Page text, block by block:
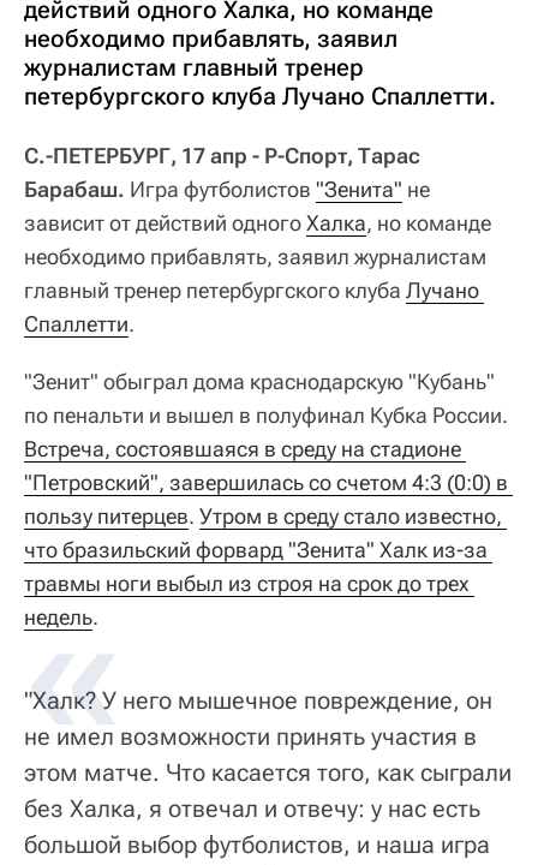
действий одного Халка, но команде
необходимо прибавлять, заявил
журналистам главный тренер
петербургского клуба Лучано Спаллетти.
С.-ПЕТЕРБУРГ, 17 апр - Р-Спорт, Тарас
Барабаш. Игра футболистов "Зенита" не
зависит от действий одногоХалка, но команде
необходимо прибавлять, заявил журналистам
главный тренер петербургского клуба Лучано
Спаллетти.
"Зенит" обыграл дома краснодарскую "Кубань"
по пенальти и вышел в полуфинал Кубка России.
Встреча, состоявшаяся в среду на стадионе
"Петровский", завершилась со счетом 4:3 (0:0) в
пользу питерцев. Утром в среду стало известно,
что бразильский форвард "Зенита" Халк из-за
травмы ноги выбыл из строя на срок до трех
недель.
"Халк? У него мышечное повреждение, он
не имел возможности принять участия в
этом матче. Что касается того, как сыграли
без Халка, я отвечал и отвечу: у нас есть
большой выбор футболистов, и наша игра